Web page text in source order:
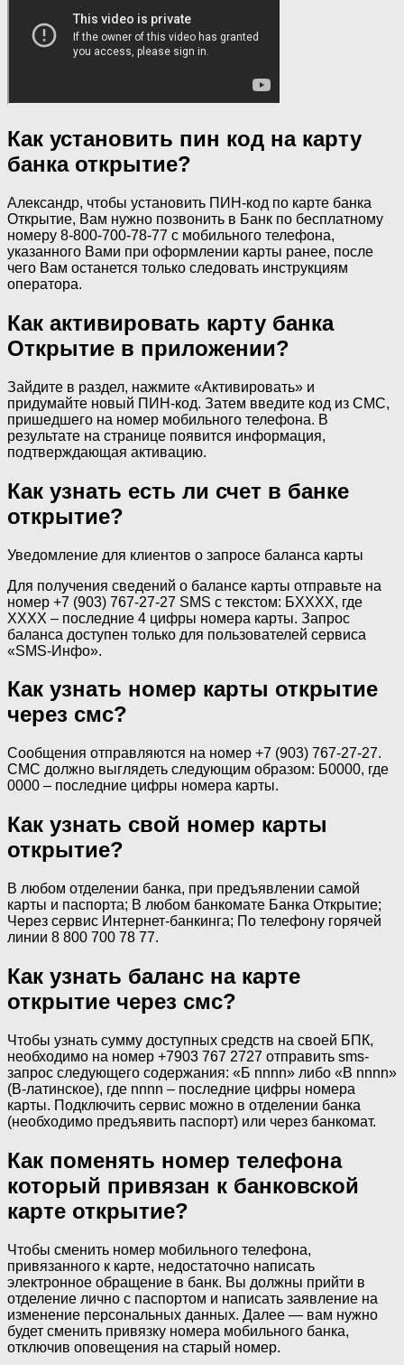
Как установить пин код на карту
банка открытие?
Александр, чтобы установить ПИН-код по карте банка
Открытие, Вам нужно позвонить в Банк по бесплатному
номеру 8-800-700-78-77 с мобильного телефона,
указанного Вами при оформлении карты ранее, после
чего Вам останется только следовать инструкциям
оператора.
Как активировать карту банка
Открытие в приложении?
Зайдите в раздел, нажмите «Активировать» и
придумайте новый ПИН-код. Затем введите код из СМС,
пришедшего на номер мобильного телефона. В
результате на странице появится информация,
подтверждающая активацию.
Как узнать есть ли счет в банке
открытие?
Уведомление для клиентов о запросе баланса карты
Для получения сведений о балансе карты отправьте на
номер +7 (903) 767-27-27 SMS с текстом: БXXXX, где
XXXX – последние 4 цифры номера карты. Запрос
баланса доступен только для пользователей сервиса
«SMS-Инфо».
Как узнать номер карты открытие
через смс?
Сообщения отправляются на номер +7 (903) 767-27-27.
СМС должно выглядеть следующим образом: Б0000, где
0000 – последние цифры номера карты.
Как узнать свой номер карты
открытие?
В любом отделении банка, при предъявлении самой
карты и паспорта; В любом банкомате Банка Открытие;
Через сервис Интернет-банкинга; По телефону горячей
линии 8 800 700 78 77.
Как узнать баланс на карте
открытие через смс?
Чтобы узнать сумму доступных средств на своей БПК,
необходимо на номер +7903 767 2727 отправить sms-
запрос следующего содержания: «Б nnnn» либо «B nnnn»
(B-латинское), где nnnn – последние цифры номера
карты. Подключить сервис можно в отделении банка
(необходимо предъявить паспорт) или через банкомат.
Как поменять номер телефона
который привязан к банковской
карте открытие?
Чтобы сменить номер мобильного телефона,
привязанного к карте, недостаточно написать
электронное обращение в банк. Вы должны прийти в
отделение лично с паспортом и написать заявление на
изменение персональных данных. Далее — вам нужно
будет сменить привязку номера мобильного банка,
отключив оповещения на старый номер.